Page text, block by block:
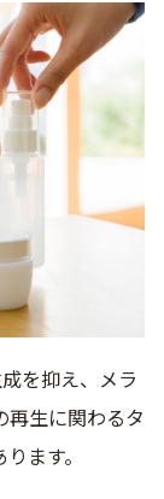
を抑え、メラ
再生に関わるタ
ます。